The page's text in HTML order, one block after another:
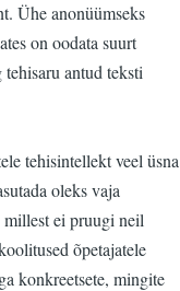
Ühe anonüümseks
on oodata suurt
antud teksti
tehisintellekt veel üsna
oleks vaja
ei pruugi neil
õpetajatele
konkreetsete, mingite